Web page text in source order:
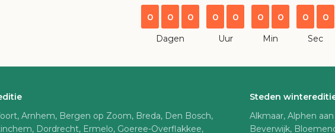
0 0 0
Dagen
0 0
Uur
0 0
Min
0 0
Sec
Arnhem, Bergen op Zoom, Breda, Den Bosch,
Dordrecht, Ermelo, Goeree-Overflakkee,
Steden
Alkmaar, Alphen
Beverwijk,